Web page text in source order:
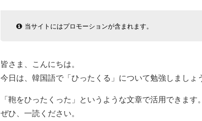
当サイトにはプロモーションが含まれます。
皆さま、こんにちは。
今日は、韓国語で「ひったくる」について勉強しましょ
「鞄をひったくった」というような文章で活用できます。
ぜひ、一読ください。